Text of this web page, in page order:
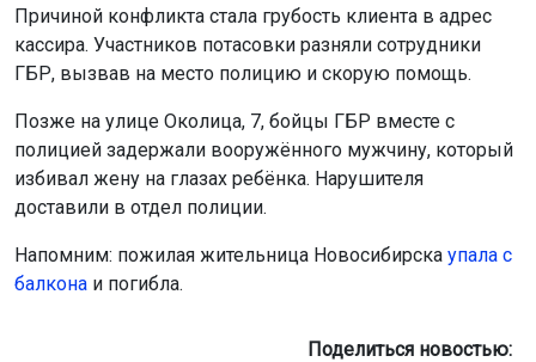
Причиной конфликта стала грубость клиента в адрес
кассира. Участников потасовки разняли сотрудники
ГБР, вызвав на место полицию и скорую помощь.
Позже на улице Околица, 7, бойцы ГБР вместе с
полицией задержали вооружённого мужчину, который
избивал жену на глазах ребёнка. Нарушителя
доставили в отдел полиции.
Напомним: пожилая жительница Новосибирска упала с
балкона и погибла.
Поделиться новостью: